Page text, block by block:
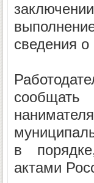
сведения
сообщать
в
актами